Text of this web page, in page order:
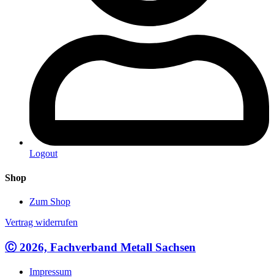
Logout
Shop
Zum Shop
Vertrag widerrufen
Ⓒ 2026, Fachverband Metall Sachsen
Impressum